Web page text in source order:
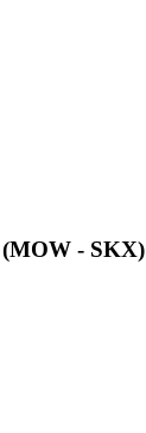
- SKX)